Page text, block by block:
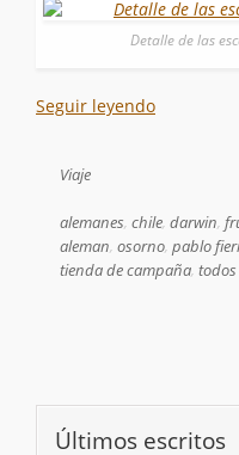
Detalle de las
Seguir leyendo
Viaje
alemanes, chile, darwin,
aleman, osorno, pablo
tienda de campaña,
Últimos escritos